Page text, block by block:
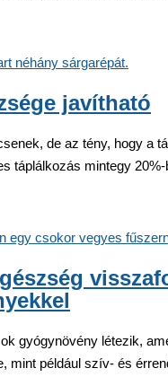
javítható
de az tény, hogy a
táplálkozás mintegy 20%-
gyógynövény létezik,
mint például szív- és